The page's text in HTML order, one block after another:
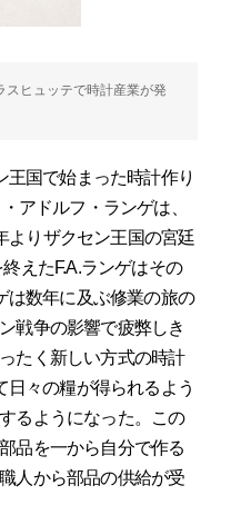
ヒュッテで時計産業が発
国で始まった時計作り
アドルフ・ランゲは、
よりザクセン王国の宮廷
えたF.A.ランゲはその
は数年に及ぶ修業の旅の
戦争の影響で疲弊しき
たく新しい方式の時計
日々の糧が得られるよう
るようになった。この
品を一から自分で作る
人から部品の供給が受